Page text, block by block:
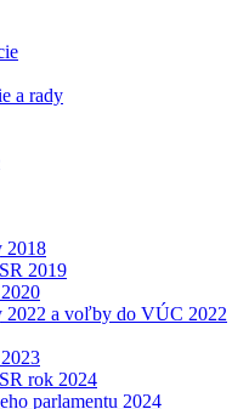
a rady
2018
2019
a voľby do VÚC 2022
rok 2024
parlamentu 2024